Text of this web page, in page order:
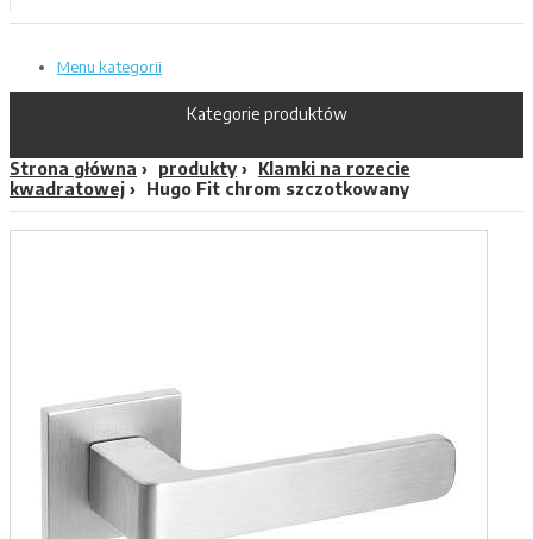
Menu kategorii
Kategorie produktów
Strona główna produkty
Klamki na rozecie
kwadratowej
Hugo Fit chrom szczotkowany